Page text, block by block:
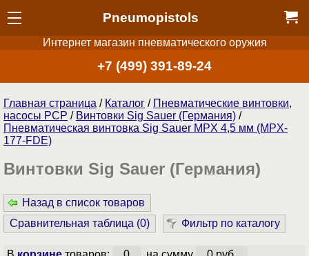
Pneumopistols
Интернет магазин пневматического оружия
+7 (499) 391-89-24
Главная страница / Каталог / Пневматические винтовки,
насосы PCP / Винтовки Sig Sauer (Германия) /
Пневматическая винтовка Sig Sauer MPX 4,5 мм (MPX-
177-FDE)
Винтовки Sig Sauer (Германия)
Назад в список товаров
Сравнительная таблица (0) Фильтр по каталогу